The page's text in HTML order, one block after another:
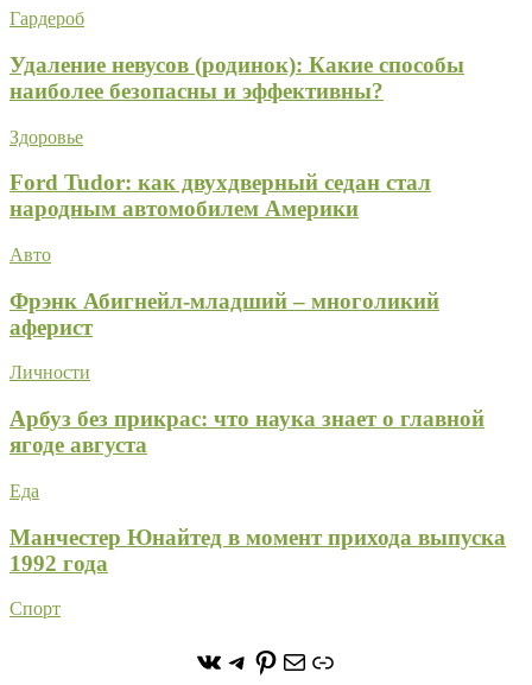
Гардероб
Удаление невусов (родинок): Какие способы
наиболее безопасны и эффективны?
Здоровье
Ford Tudor: как двухдверный седан стал
народным автомобилем Америки
Авто
Фрэнк Абигнейл-младший – многоликий
аферист
Личности
Арбуз без прикрас: что наука знает о главной
ягоде августа
Еда
Манчестер Юнайтед в момент прихода выпуска
1992 года
Спорт
https://vk.com/
https://t.me/stoneforest
https://
ПочтаСсылка